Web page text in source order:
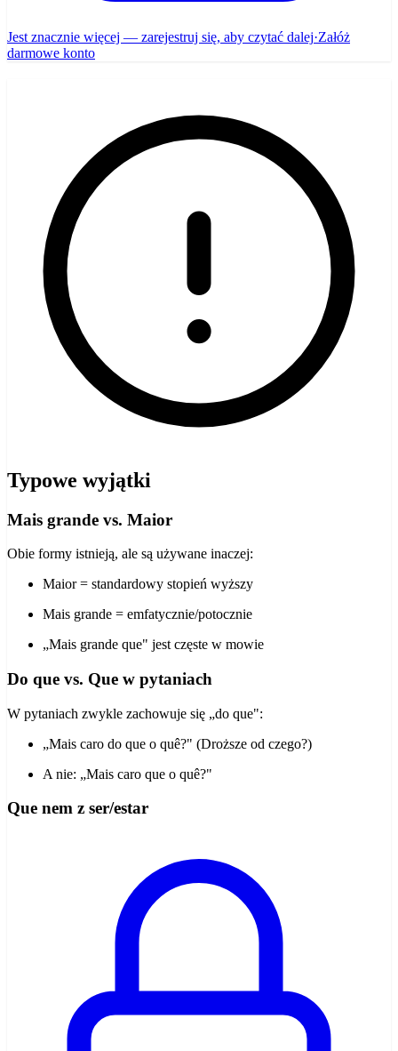
Jest znacznie więcej — zarejestruj się, aby czytać dalej·Załóż
darmowe konto
Typowe wyjątki
Mais grande vs. Maior
Obie formy istnieją, ale są używane inaczej:
Maior = standardowy stopień wyższy
Mais grande = emfatycznie/potocznie
„Mais grande que" jest częste w mowie
Do que vs. Que w pytaniach
W pytaniach zwykle zachowuje się „do que":
„Mais caro do que o quê?" (Droższe od czego?)
A nie: „Mais caro que o quê?"
Que nem z ser/estar